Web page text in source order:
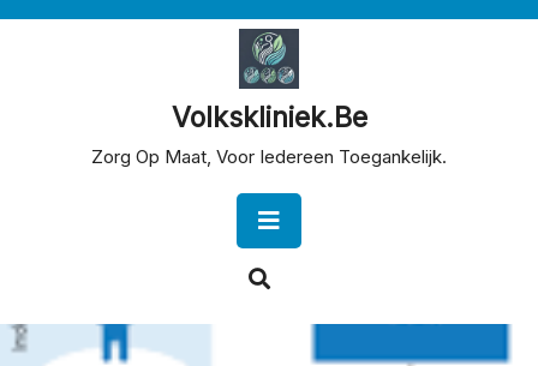
Volkskliniek.be
Zorg Op Maat, Voor Iedereen Toegankelijk.
Button